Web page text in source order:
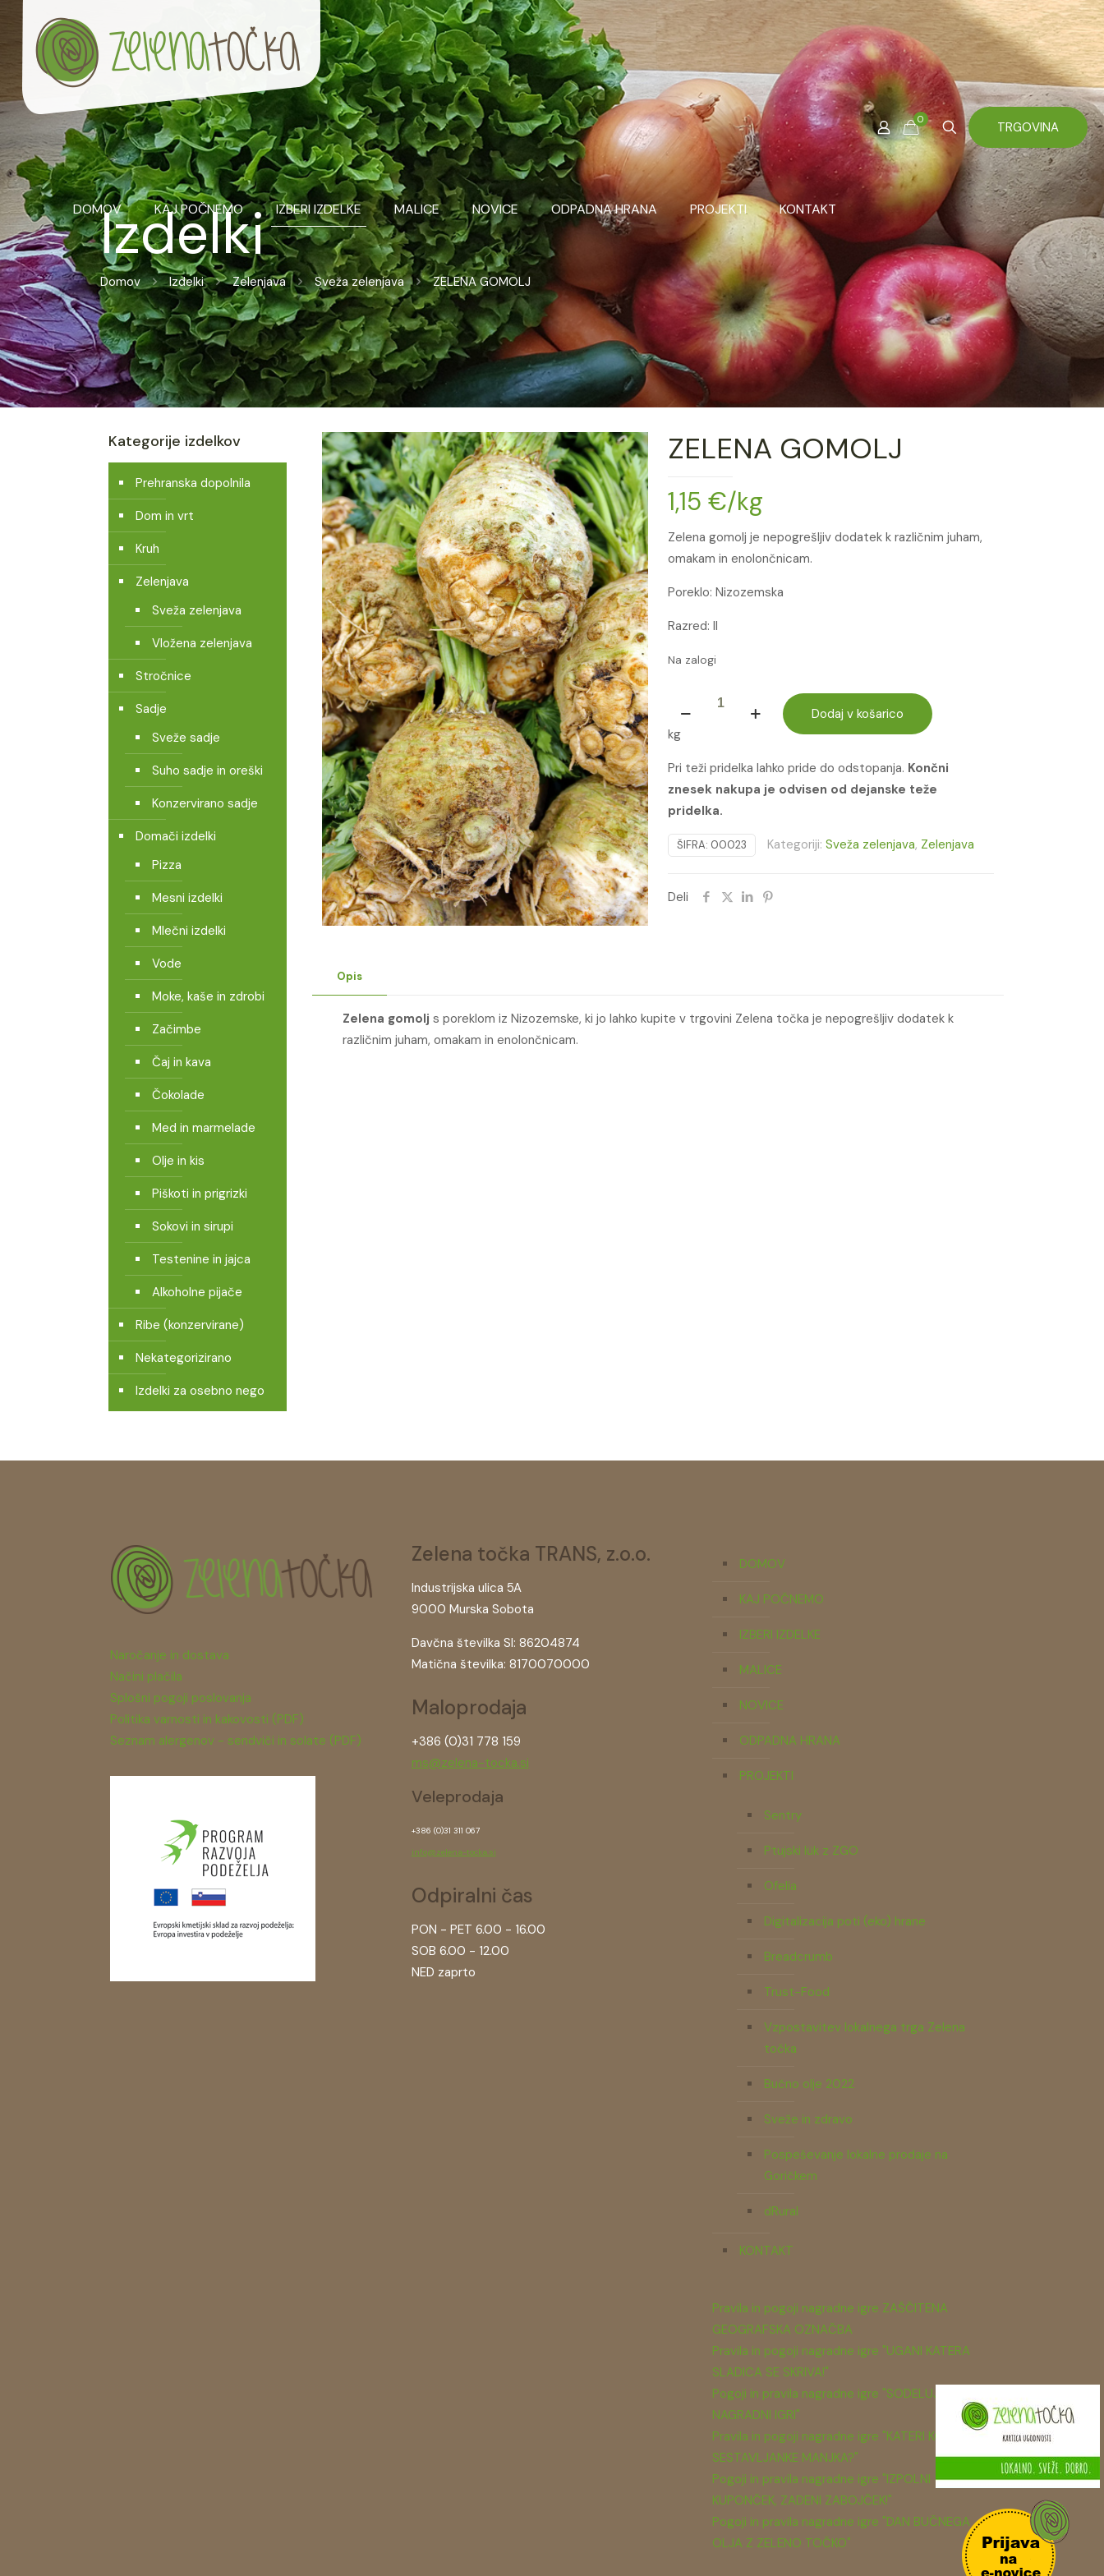
DOMOV KAJ POČNEMO IZBERI IZDELKE MALICE NOVICE ODPADNA HRANA PROJEKTI KONTAKT
0 TRGOVINA
Izdelki
Domov Izdelki Zelenjava Sveža zelenjava ZELENA GOMOLJ
ZELENA GOMOLJ
1,15 €/kg
Zelena gomolj je nepogrešljiv dodatek k različnim juham,
omakam in enolončnicam.
Poreklo: Nizozemska
Razred: II
Na zalogi
GOMOLJ
količina
kg
Dodaj v košarico
Pri teži pridelka lahko pride do odstopanja. Končni
znesek nakupa je odvisen od dejanske teže
pridelka.
ŠIFRA: 00023 Kategoriji: Sveža zelenjava, Zelenjava
Deli
Opis
Zelena gomolj s poreklom iz Nizozemske, ki jo lahko kupite v trgovini Zelena točka je nepogrešljiv dodatek k
različnim juham, omakam in enolončnicam.
Kategorije izdelkov
Prehranska dopolnila
Dom in vrt
Kruh
Zelenjava
Sveža zelenjava
Vložena zelenjava
Stročnice
Sadje
Sveže sadje
Suho sadje in oreški
Konzervirano sadje
Domači izdelki
Pizza
Mesni izdelki
Mlečni izdelki
Vode
Moke, kaše in zdrobi
Začimbe
Čaj in kava
Čokolade
Med in marmelade
Olje in kis
Piškoti in prigrizki
Sokovi in sirupi
Testenine in jajca
Alkoholne pijače
Ribe (konzervirane)
Nekategorizirano
Izdelki za osebno nego
Naročanje in dostava
Načini plačila
Splošni pogoji poslovanja
Politika varnosti in kakovosti (PDF)
Seznam alergenov - sendviči in solate (PDF)
Zelena točka TRANS, z.o.o.
Industrijska ulica 5A
9000 Murska Sobota
Davčna številka SI: 86204874
Matična številka: 8170070000
Maloprodaja
+386 (0)31 778 159
ms@zelena-tocka.si
Veleprodaja
+386 (0)31 311 067
info@zelena-tocka.si
Odpiralni čas
PON - PET 6.00 - 16.00
SOB 6.00 - 12.00
NED zaprto
DOMOV
KAJ POČNEMO
IZBERI IZDELKE
MALICE
NOVICE
ODPADNA HRANA
PROJEKTI
Sentry
Ptujski lük z ZGO
Ofelia
Digitalizacija poti (eko) hrane
Breadcrumb
Trust-Food
Vzpostavitev lokalnega trga Zelena
točka
Bučno olje 2022
Sveže in zdravo
Pospeševanje lokalne prodaje na
Goričkem
dRural
KONTAKT
Pravila in pogoji nagradne igre ZAŠČITENA
GEOGRAFSKA OZNAČBA
Pravila in pogoji nagradne igre "UGANI KATERA
SLADICA SE SKRIVA!"
Pogoji in pravila nagradne igre "SODELUJ V
NAGRADNI IGRI"
Pravila in pogoji nagradne igre "KATERI KOS
SESTAVLJANKE MANJKA?"
Pogoji in pravila nagradne igre "IZPOLNI
KUPONČEK, ZADENI ZABOJČEK!"
Pogoji in pravila nagradne igre "DAN BUČNEGA
OLJA Z ZELENO TOČKO"